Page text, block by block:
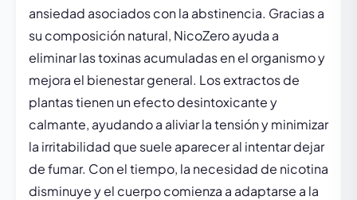
ansiedad asociados con la abstinencia. Gracias a
su composición natural, NicoZero ayuda a
eliminar las toxinas acumuladas en el organismo y
mejora el bienestar general. Los extractos de
plantas tienen un efecto desintoxicante y
calmante, ayudando a aliviar la tensión y minimizar
la irritabilidad que suele aparecer al intentar dejar
de fumar. Con el tiempo, la necesidad de nicotina
disminuye y el cuerpo comienza a adaptarse a la